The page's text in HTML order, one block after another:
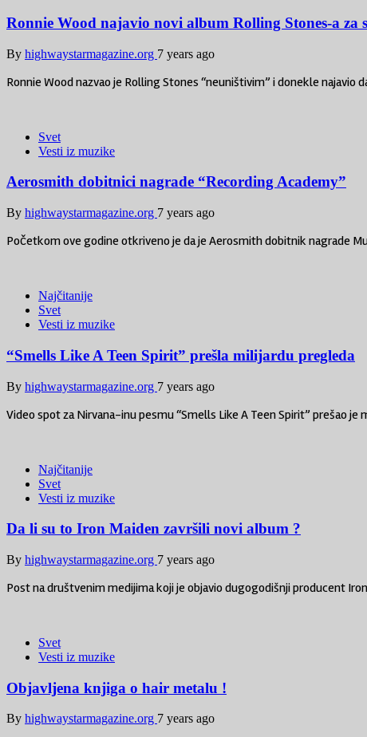
Ronnie Wood najavio novi album Rolling Stones-a za
By highwaystarmagazine.org 7 years ago
Ronnie Wood nazvao je Rolling Stones “neuništivim” i donekle najavio
Svet
Vesti iz muzike
Aerosmith dobitnici nagrade “Recording Academy”
By highwaystarmagazine.org 7 years ago
Početkom ove godine otkriveno je da je Aerosmith dobitnik nagrade
Najčitanije
Svet
Vesti iz muzike
“Smells Like A Teen Spirit” prešla milijardu pregleda
By highwaystarmagazine.org 7 years ago
Video spot za Nirvana-inu pesmu “Smells Like A Teen Spirit” prešao je
Najčitanije
Svet
Vesti iz muzike
Da li su to Iron Maiden završili novi album ?
By highwaystarmagazine.org 7 years ago
Post na društvenim medijima koji je objavio dugogodišnji producent
Svet
Vesti iz muzike
Objavljena knjiga o hair metalu !
By highwaystarmagazine.org 7 years ago